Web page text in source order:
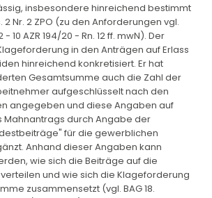
insbesondere hinreichend bestimmt
Nr. 2 ZPO (zu den Anforderungen vgl.
- 10 AZR 194/20 - Rn. 12 ff. mwN). Der
in den Anträgen auf Erlass
hinreichend konkretisiert. Er hat
Gesamtsumme auch die Zahl der
aufgeschlüsselt nach den
angegeben und diese Angaben auf
Mahnantrags durch Angabe der
für die gewerblichen
Anhand dieser Angaben kann
wie sich die Beiträge auf die
und wie sich die Klageforderung
zusammensetzt (vgl. BAG 18.